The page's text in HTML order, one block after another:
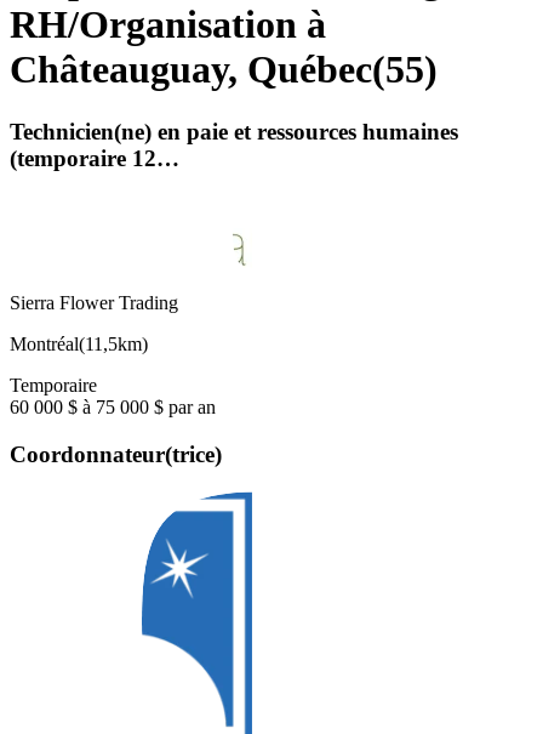
RH/Organisation à
Châteauguay, Québec(55)
Technicien(ne) en paie et ressources humaines
(temporaire 12…
Sierra Flower Trading
Montréal(11,5km)
Temporaire
60 000 $ à 75 000 $ par an
Coordonnateur(trice)